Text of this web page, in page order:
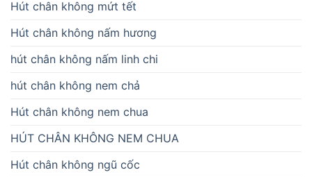
Hút chân không mứt tết
Hút chân không nấm hương
hút chân không nấm linh chi
hút chân không nem chả
Hút chân không nem chua
HÚT CHÂN KHÔNG NEM CHUA
Hút chân không ngũ cốc